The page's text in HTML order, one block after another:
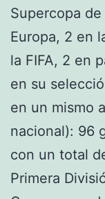
Supercopa
Europa, 2 en
la FIFA, 2 en
en su
en un mismo
nacional): 96
con un total
Primera